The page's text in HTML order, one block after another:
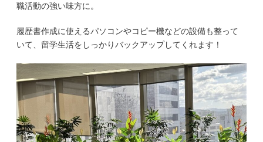
職活動の強い味方に。
履歴書作成に使えるパソコンやコピー機などの設備も整って
いて、留学生活をしっかりバックアップしてくれます！